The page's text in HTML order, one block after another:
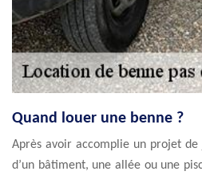
Quand louer une benne ?
Après avoir accomplie un projet
d’un bâtiment, une allée ou une